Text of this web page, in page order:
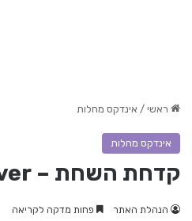
ראשי / אינדקס מחלות
אינדקס מחלות
קדחת השחת – hay fever
הנהלת האתר פחות מדקה לקריאה